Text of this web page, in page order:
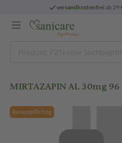
versandkostenfreiab 29
MIRTAZAPIN AL 30mg
Rezeptpflichtig